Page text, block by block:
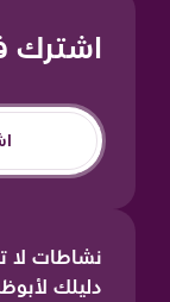
اشترك
نشاطات لا
دليلك